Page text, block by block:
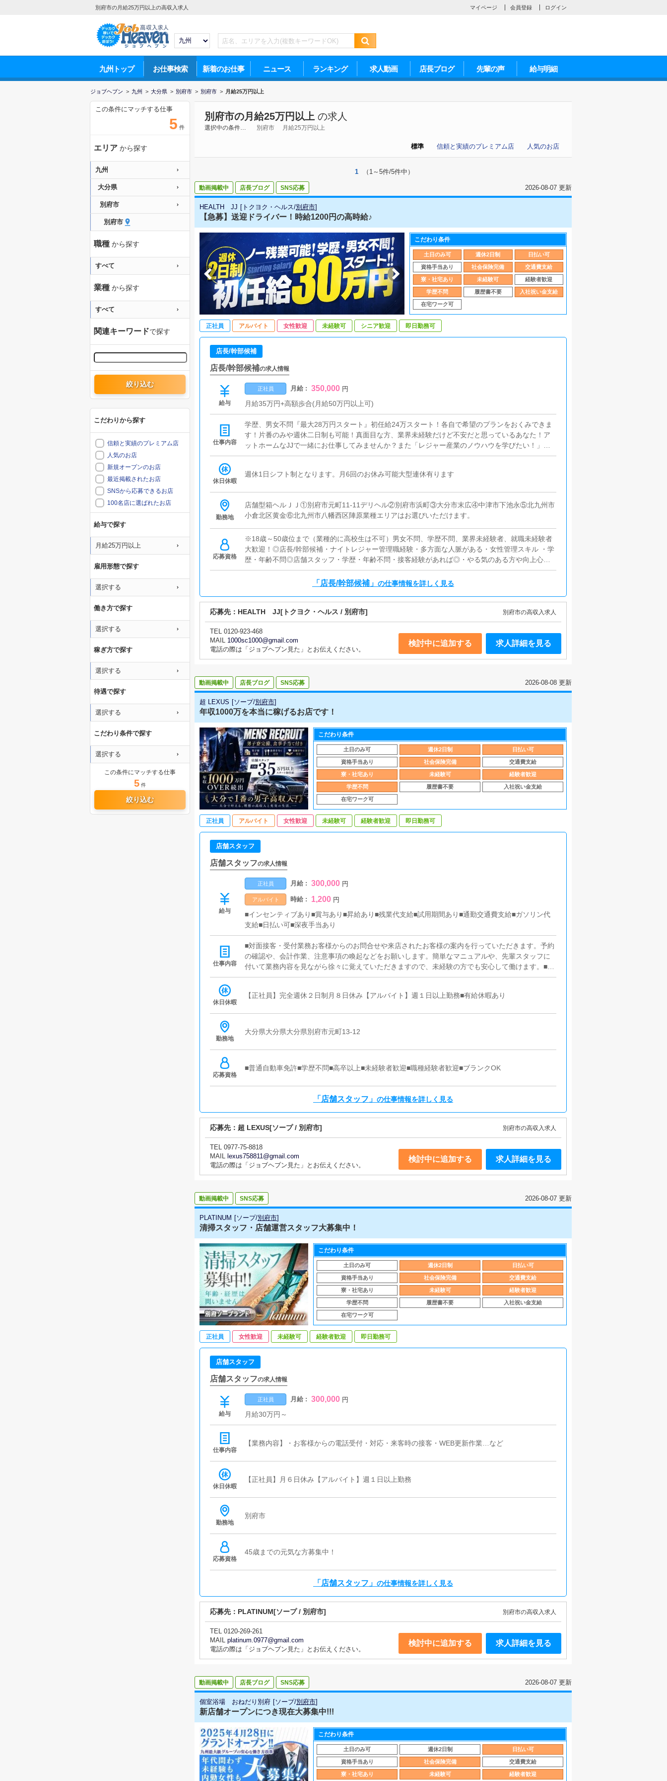
別府市の月給25万円以上の高収入求人 マイページ 会員登録 ログイン
九州トップ お仕事検索 新着のお仕事 ニュース ランキング 求人動画 店長ブログ 先輩の声 給与明細
ジョブヘブン > 九州 > 大分県 > 別府市 > 別府市 > 月給25万円以上
別府市の月給25万円以上 の求人
選択中の条件… 別府市 月給25万円以上
人気のお店
信頼と実績のプレミアム店
標準
1 （1～5件/5件中）
動画掲載中 店長ブログ SNS応募 2026-08-07 更新
HEALTH JJ [ トクヨク・ヘルス/別府市]
【急募】送迎ドライバー！時給1200円の高時給♪
こだわり条件
土日のみ可 週休2日制 日払い可
資格手当あり 社会保険完備 交通費支給
寮・社宅あり 未経験可 経験者歓迎
学歴不問 履歴書不要 入社祝い金支給
在宅ワーク可
正社員 アルバイト 女性歓迎 未経験可 シニア歓迎 即日勤務可
店長/幹部候補
店長/幹部候補の求人情報
給与
正社員 月給 : 350,000 円
月給35万円+高額歩合(月給50万円以上可)
仕事内容
学歴、男女不問『最大28万円スタート』初任給24万スタート！各自で希望のプランをおくみできま
す！片番のみや週休二日制も可能！真面目な方、業界未経験だけど不安だと思っているあなた！ア
ットホームなJJで一緒にお仕事してみませんか？また「レジャー産業のノウハウを学びたい！」
「独立願望がある！」「大きな夢がある！」「自分のお店を持ちたい！」そんな貴方からのご応募
ッフ特別募集中！】元キャストの方や業界経験者で、事務作業などにご興味のある方は高待遇でお
た方を募集しています。
休日休暇
週休1日シフト制となります。月6回のお休み可能大型連休有ります
勤務地
店舗型箱ヘルＪＪ①別府市元町11-11デリヘル②別府市浜町③大分市末広④中津市下池永⑤北九州市
小倉北区黄金⑥北九州市八幡西区陣原業種エリアはお選びいただけます。
応募資格
※18歳～50歳位まで（業種的に高校生は不可）男女不問、学歴不問、業界未経験者、就職未経験者
大歓迎！◎店長/幹部候補・ナイトレジャー管理職経験・多方面な人脈がある・女性管理スキル ・学
歴・年齢不問◎店舗スタッフ・学歴・年齢不問・接客経験があれば◎・やる気のある方や向上心の
ある方大歓迎！◎事務/WEBスタッフ・学歴・年齢不問・Photoshop、Illustrator、FLASHが使える
方・制作実績のわかるものをご持参ください。※インターネット関連の知識と技術のある経験者優
加入済みの自家用車の持込みが出来る方。自家用車をお持ちでない方も歓迎です。がんばり次第で
年収1000万円以上が可能です(現在数名が達成中・未経験から入社の方もおられます）身分証必須・
本籍地記載の住民票＋運転免許証またはパスポートまたは住民基本台帳カード(写真付)など。応募の
件で他に何かご質問がある場合はお問い合わせください※暴力団関係者及びそれに準ずる方のご応
募は固くお断りさせていただきます
「店長/幹部候補」 の仕事情報を詳しく見る
応募先： HEALTH JJ[トクヨク・ヘルス / 別府市] 別府市の高収入求人
TEL 0120-923-468
MAIL 1000sc1000@gmail.com
電話の際は「ジョブヘブン見た」とお伝えください。
検討中に追加する 求人詳細を見る
動画掲載中 店長ブログ SNS応募 2026-08-08 更新
超 LEXUS [ソープ/別府市]
年収1000万を本当に稼げるお店です！
こだわり条件
土日のみ可 週休2日制 日払い可
資格手当あり 社会保険完備 交通費支給
寮・社宅あり 未経験可 経験者歓迎
学歴不問 履歴書不要 入社祝い金支給
在宅ワーク可
正社員 アルバイト 女性歓迎 未経験可 経験者歓迎 即日勤務可
店舗スタッフ
店舗スタッフの求人情報
給与
正社員 月給 : 300,000 円
アルバイト 時給 : 1,200 円
■インセンティブあり■賞与あり■昇給あり■残業代支給■試用期間あり■通勤交通費支給■ガソリン代
支給■日払い可■深夜手当あり
仕事内容
■対面接客・受付業務お客様からのお問合せや来店されたお客様の案内を行っていただきます。予約
の確認や、会計作業、注意事項の喚起などをお願いします。簡単なマニュアルや、先輩スタッフに
付いて業務内容を見ながら徐々に覚えていただきますので、未経験の方でも安心して働けます。■企
画の立案店舗イベントや店舗運営など様々な企画を提案していただきます。【新規のお客様の増
提案を行っていただきます。■キャスト管理お店で働いていただいているキャストの方が稼げるよう
ャストの出勤情報やイベント、求人ブログの作成となります。基本的にはボタンを押すだけや、ブ
清掃・備品管理お客様やキャストの方に快適にお過ごしいただくため、店内の清掃や備品の管理・
休日休暇
【正社員】完全週休２日制月８日休み【アルバイト】週１日以上勤務■有給休暇あり
勤務地
大分県大分県大分県別府市元町13-12
応募資格
■普通自動車免許■学歴不問■高卒以上■未経験者歓迎■職種経験者歓迎■ブランクOK
「店舗スタッフ」 の仕事情報を詳しく見る
応募先： 超 LEXUS[ソープ / 別府市] 別府市の高収入求人
TEL 0977-75-8818
MAIL lexus758811@gmail.com
電話の際は「ジョブヘブン見た」とお伝えください。
検討中に追加する 求人詳細を見る
動画掲載中 SNS応募 2026-08-07 更新
PLATINUM [ソープ/別府市]
清掃スタッフ・店舗運営スタッフ大募集中！
こだわり条件
土日のみ可 週休2日制 日払い可
資格手当あり 社会保険完備 交通費支給
寮・社宅あり 未経験可 経験者歓迎
学歴不問 履歴書不要 入社祝い金支給
在宅ワーク可
正社員 女性歓迎 未経験可 経験者歓迎 即日勤務可
店舗スタッフ
店舗スタッフの求人情報
給与
正社員 月給 : 300,000 円
月給30万円～
仕事内容
【業務内容】・お客様からの電話受付・対応・来客時の接客・WEB更新作業…など
休日休暇
【正社員】月６日休み【アルバイト】週１日以上勤務
勤務地
別府市
応募資格
45歳までの元気な方募集中！
「店舗スタッフ」 の仕事情報を詳しく見る
応募先： PLATINUM[ソープ / 別府市] 別府市の高収入求人
TEL 0120-269-261
MAIL platinum.0977@gmail.com
電話の際は「ジョブヘブン見た」とお伝えください。
検討中に追加する 求人詳細を見る
動画掲載中 店長ブログ SNS応募 2026-08-07 更新
個室浴場 おねだり別府 [ソープ/別府市]
新店舗オープンにつき現在大募集中!!!
こだわり条件
土日のみ可 週休2日制 日払い可
資格手当あり 社会保険完備 交通費支給
寮・社宅あり 未経験可 経験者歓迎
この条件にマッチする仕事
5 件
エリア から探す
九州
大分県
別府市
別府市
職種 から探す
すべて
業種 から探す
すべて
関連キーワードで探す
絞り込む
こだわりから探す
信頼と実績のプレミアム店
人気のお店
新規オープンのお店
最近掲載されたお店
SNSから応募できるお店
100名店に選ばれたお店
給与で探す
月給25万円以上
雇用形態で探す
選択する
働き方で探す
選択する
稼ぎ方で探す
選択する
待遇で探す
選択する
こだわり条件で探す
選択する
この条件にマッチする仕事
5 件
絞り込む